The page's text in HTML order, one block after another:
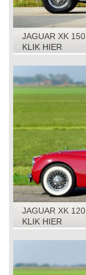
JAGUAR XK
KLIK HIER
JAGUAR XK
KLIK HIER